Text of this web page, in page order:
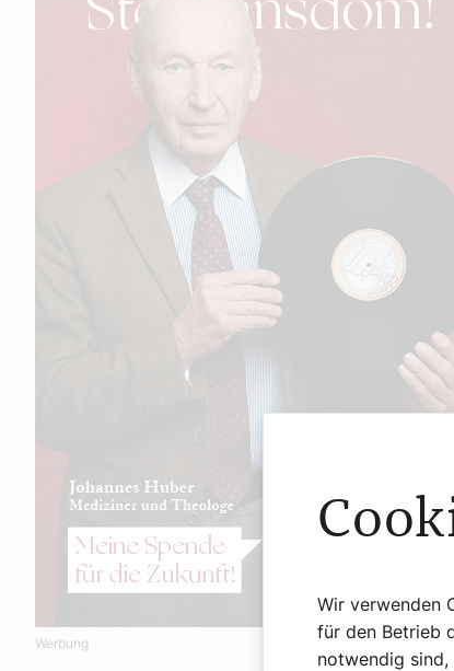
Werbung
Wir verwenden
für den Betrieb
notwendig